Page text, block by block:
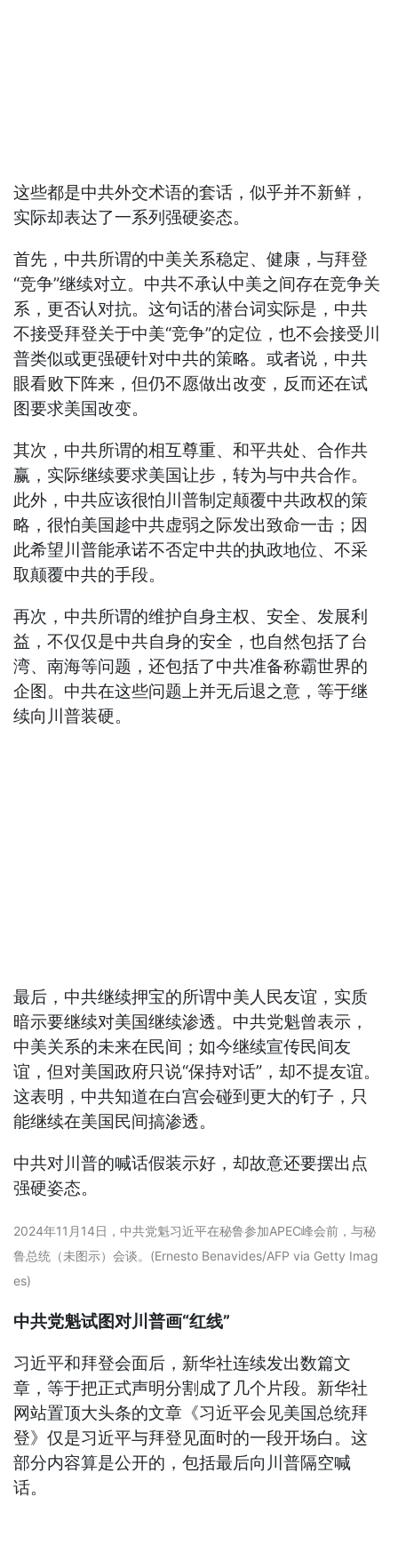
这些都是中共外交术语的套话，似乎并不新鲜，
实际却表达了一系列强硬姿态。
首先，中共所谓的中美关系稳定、健康，与拜登
“竞争”继续对立。中共不承认中美之间存在竞争关
系，更否认对抗。这句话的潜台词实际是，中共
不接受拜登关于中美“竞争”的定位，也不会接受川
普类似或更强硬针对中共的策略。或者说，中共
眼看败下阵来，但仍不愿做出改变，反而还在试
图要求美国改变。
其次，中共所谓的相互尊重、和平共处、合作共
赢，实际继续要求美国让步，转为与中共合作。
此外，中共应该很怕川普制定颠覆中共政权的策
略，很怕美国趁中共虚弱之际发出致命一击；因
此希望川普能承诺不否定中共的执政地位、不采
取颠覆中共的手段。
再次，中共所谓的维护自身主权、安全、发展利
益，不仅仅是中共自身的安全，也自然包括了台
湾、南海等问题，还包括了中共准备称霸世界的
企图。中共在这些问题上并无后退之意，等于继
续向川普装硬。
最后，中共继续押宝的所谓中美人民友谊，实质
暗示要继续对美国继续渗透。中共党魁曾表示，
中美关系的未来在民间；如今继续宣传民间友
谊，但对美国政府只说“保持对话”，却不提友谊。
这表明，中共知道在白宫会碰到更大的钉子，只
能继续在美国民间搞渗透。
中共对川普的喊话假装示好，却故意还要摆出点
强硬姿态。
2024年11月14日，中共党魁习近平在秘鲁参加APEC峰会前，与秘
鲁总统（未图示）会谈。(Ernesto Benavides/AFP via Getty Imag
es)
中共党魁试图对川普画“红线”
习近平和拜登会面后，新华社连续发出数篇文
章，等于把正式声明分割成了几个片段。新华社
网站置顶大头条的文章《习近平会见美国总统拜
登》仅是习近平与拜登见面时的一段开场白。这
部分内容算是公开的，包括最后向川普隔空喊
话。